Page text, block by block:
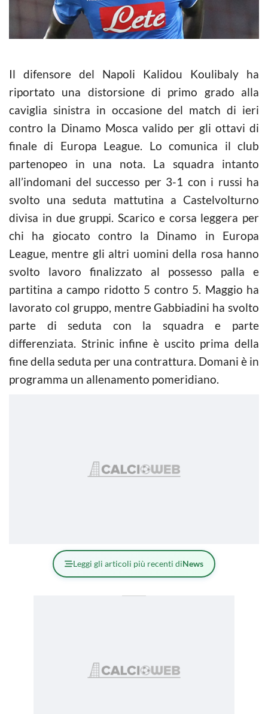
Il difensore del Napoli Kalidou Koulibaly ha
riportato una distorsione di primo grado alla
caviglia sinistra in occasione del match di ieri
contro la Dinamo Mosca valido per gli ottavi di
finale di Europa League. Lo comunica il club
partenopeo in una nota. La squadra intanto
all’indomani del successo per 3-1 con i russi ha
svolto una seduta mattutina a Castelvolturno
divisa in due gruppi. Scarico e corsa leggera per
chi ha giocato contro la Dinamo in Europa
League, mentre gli altri uomini della rosa hanno
svolto lavoro finalizzato al possesso palla e
partitina a campo ridotto 5 contro 5. Maggio ha
lavorato col gruppo, mentre Gabbiadini ha svolto
parte di seduta con la squadra e parte
differenziata. Strinic infine è uscito prima della
fine della seduta per una contrattura. Domani è in
programma un allenamento pomeridiano.
Leggi gli articoli più recenti diNews